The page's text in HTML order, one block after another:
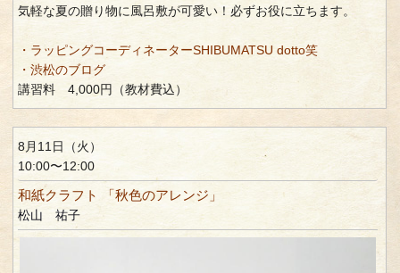
気軽な夏の贈り物に風呂敷が可愛い！必ずお役に立ちます。
・ラッピングコーディネーターSHIBUMATSU dotto笑
・渋松のブログ
講習料 4,000円（教材費込）
8月11日（火）
10:00〜12:00
和紙クラフト 「秋色のアレンジ」
松山 祐子